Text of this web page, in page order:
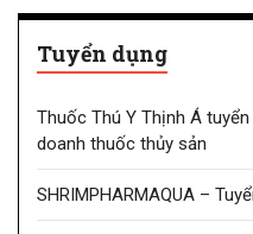
Tuyển dụng
Thuốc Thú Y Thịnh Á
doanh thuốc thủy sản
SHRIMPHARMAQUA –